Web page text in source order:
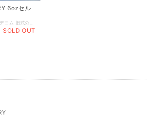
6ozセル
SOLD OUT